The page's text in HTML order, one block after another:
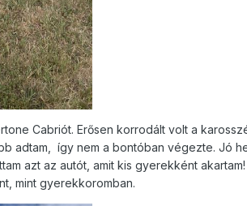
Cabriót. Erősen korrodált volt a
adtam,
így nem a bontóban végezte. Jó
azt az autót, amit kis gyerekként
mint gyerekkoromban.